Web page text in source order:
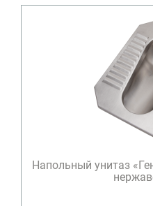
Напольный унитаз